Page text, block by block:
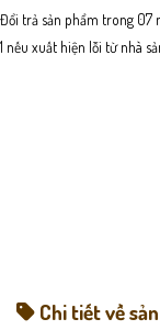
Đổi trả sản phẩm trong 07
1 nếu xuất hiện lỗi từ nhà
Chi tiết về